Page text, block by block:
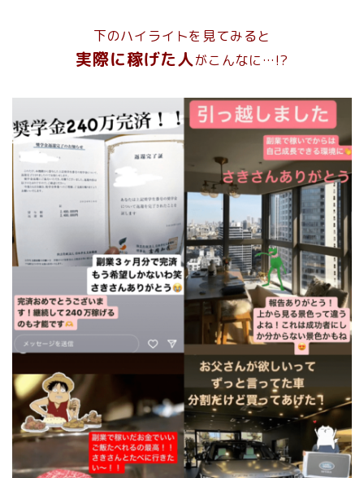
下のハイライトを見てみると
実際に稼げた人がこんなに…!?